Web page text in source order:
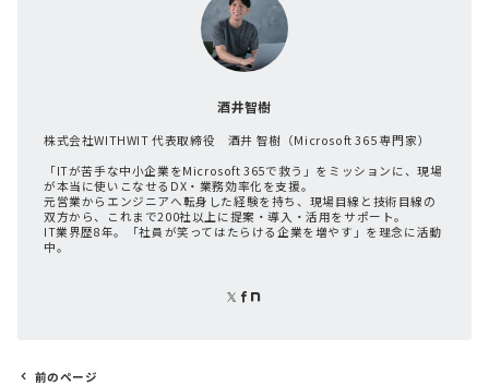
酒井智樹
株式会社WITHWIT 代表取締役 酒井 智樹（Microsoft 365 専門家）
「ITが苦手な中小企業をMicrosoft 365で救う」をミッションに、現場
が本当に使いこなせるDX・業務効率化を支援。
元営業からエンジニアへ転身した経験を持ち、現場目線と技術目線の
双方から、これまで200社以上に提案・導入・活用をサポート。
IT業界歴8年。「社員が笑ってはたらける企業を増やす」を理念に活動
中。
前のページ